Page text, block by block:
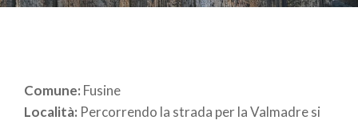
Comune: Fusine
Località: Percorrendo la strada per la Valmadre si